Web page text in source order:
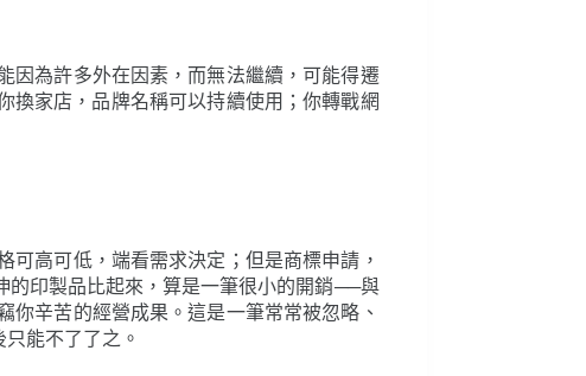
因為許多外在因素，而無法繼續，可能得遷
換家店，品牌名稱可以持續使用；你轉戰網
高可低，端看需求決定；但是商標申請，
的印製品比起來，算是一筆很小的開銷──與
辛苦的經營成果。這是一筆常常被忽略、
能不了了之。